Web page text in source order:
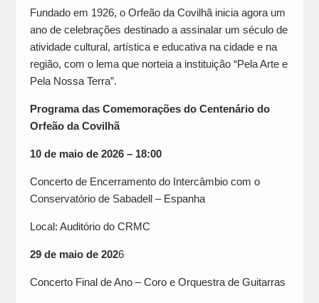
Fundado em 1926, o Orfeão da Covilhã inicia agora um
ano de celebrações destinado a assinalar um século de
atividade cultural, artística e educativa na cidade e na
região, com o lema que norteia a instituição “Pela Arte e
Pela Nossa Terra”.
Programa das Comemorações do Centenário do
Orfeão da Covilhã
10 de maio de 2026 – 18:00
Concerto de Encerramento do Intercâmbio com o
Conservatório de Sabadell – Espanha
Local: Auditório do CRMC
29 de maio de 2026
Concerto Final de Ano – Coro e Orquestra de Guitarras